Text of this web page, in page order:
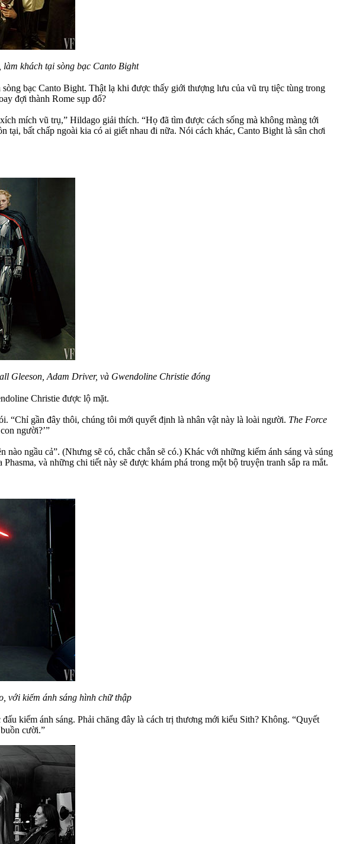
làm khách tại sòng bạc Canto Bight
bạc Canto Bight. Thật lạ khi được thấy giới thượng lưu của vũ trụ tiệc tùng trong
đợi thành Rome sụp đổ?
mích vũ trụ,” Hildago giải thích. “Họ đã tìm được cách sống mà không màng tới
bất chấp ngoài kia có ai giết nhau đi nữa. Nói cách khác, Canto Bight là sân chơi
Gleeson, Adam Driver, và Gwendoline Christie đóng
Christie được lộ mặt.
“Chỉ gần đây thôi, chúng tôi mới quyết định là nhân vật này là loài người. The Force
người?’”
ngầu cả”. (Nhưng sẽ có, chắc chắn sẽ có.) Khác với những kiếm ánh sáng và súng
và những chi tiết này sẽ được khám phá trong một bộ truyện tranh sắp ra mắt.
với kiếm ánh sáng hình chữ thập
kiếm ánh sáng. Phải chăng đây là cách trị thương mới kiểu Sith? Không. “Quyết
cười.”